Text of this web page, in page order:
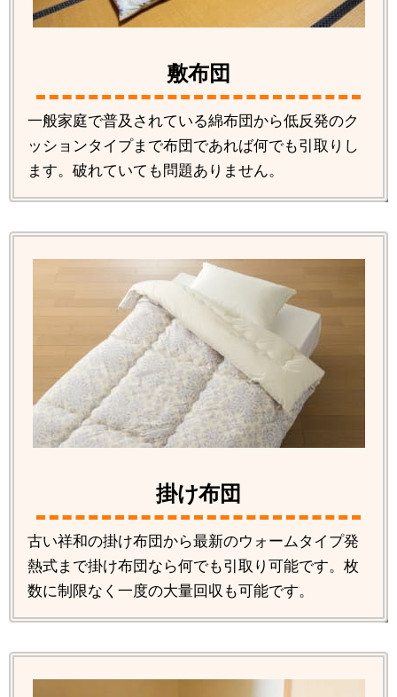
敷布団
一般家庭で普及されている綿布団から低反発のク
ッションタイプまで布団であれば何でも引取りし
ます。破れていても問題ありません。
掛け布団
古い祥和の掛け布団から最新のウォームタイプ発
熱式まで掛け布団なら何でも引取り可能です。枚
数に制限なく一度の大量回収も可能です。